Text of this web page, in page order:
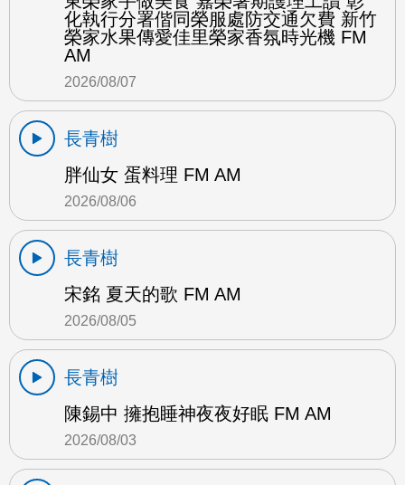
化執行分署偕同榮服處防交通欠費 新竹
榮家水果傳愛佳里榮家香氛時光機 FM
AM
2026/08/07
長青樹
胖仙女 蛋料理 FM AM
2026/08/06
長青樹
宋銘 夏天的歌 FM AM
2026/08/05
長青樹
陳錫中 擁抱睡神夜夜好眠 FM AM
2026/08/03